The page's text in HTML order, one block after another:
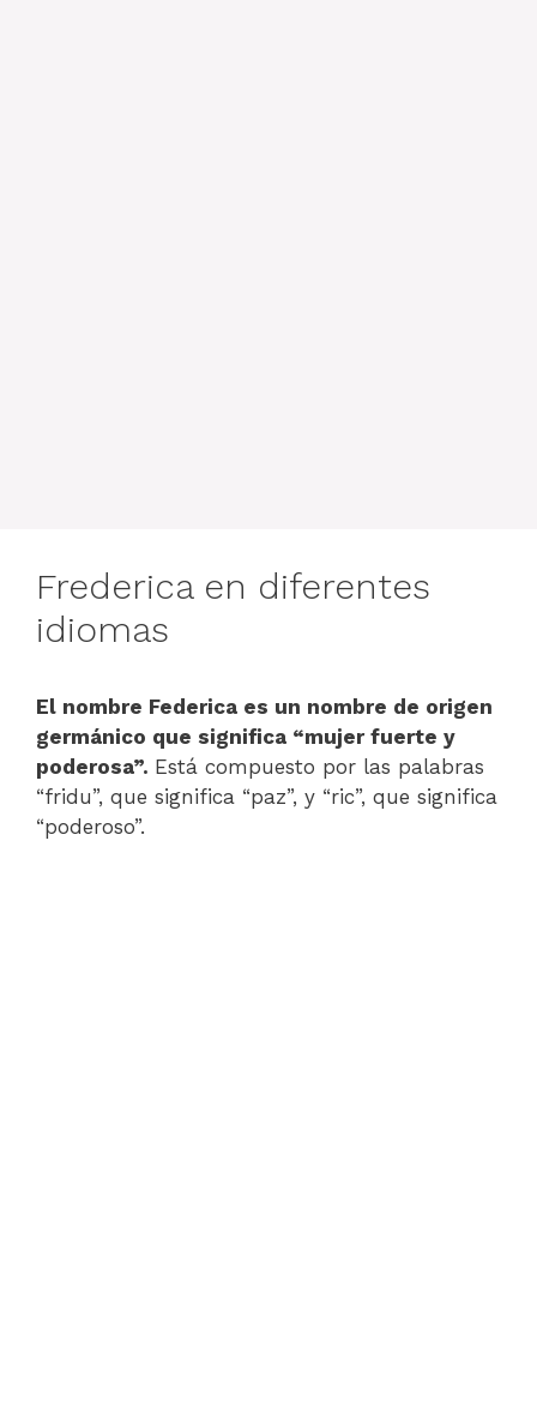
Frederica en diferentes
idiomas
El nombre Federica es un nombre de origen
germánico que significa “mujer fuerte y
poderosa”. Está compuesto por las palabras
“fridu”, que significa “paz”, y “ric”, que significa
“poderoso”.